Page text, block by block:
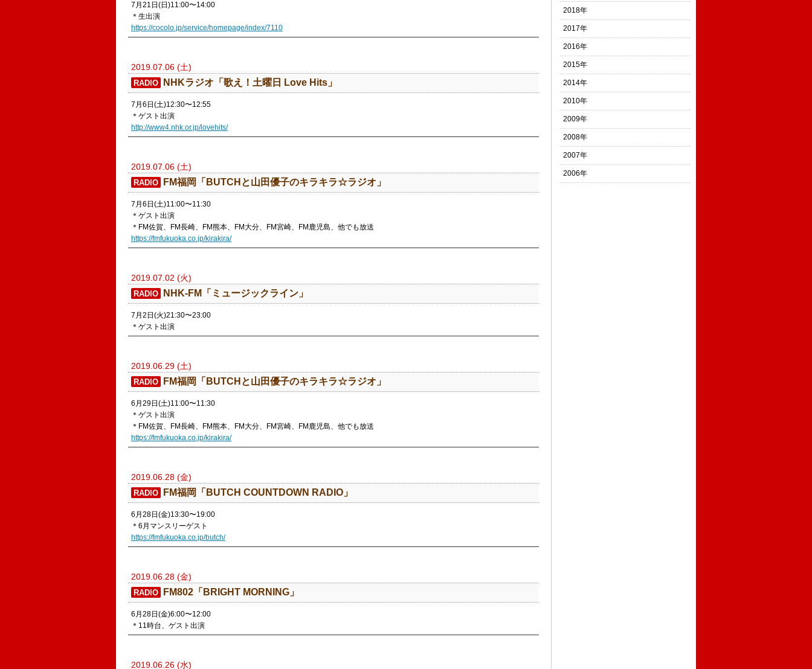
7月21日(日)11:00〜14:00
＊生出演
https://cocolo.jp/service/homepage/index/7110
2019.07.06 (土)
RADIO ​NHKラジオ「歌え！土曜日 Love Hits」
‪7月6日‬(土)12:30〜12:55
＊ゲスト出演
http://www4.nhk.or.jp/lovehits/
2019.07.06 (土)
RADIO ​FM福岡「BUTCHと山田優子のキラキラ☆ラジオ」
7月6日(土)11:00〜11:30
＊ゲスト出演
＊FM佐賀、FM長崎、FM熊本、FM大分、FM宮崎、FM鹿児島、他でも放送
https://fmfukuoka.co.jp/kirakira/
2019.07.02 (火)
RADIO ​NHK-FM「ミュージックライン」
7月2日(火)21:30〜23:00
＊ゲスト出演
2019.06.29 (土)
RADIO ​FM福岡「BUTCHと山田優子のキラキラ☆ラジオ」
6月29日(土)11:00〜11:30
＊ゲスト出演
＊FM佐賀、FM長崎、FM熊本、FM大分、FM宮崎、FM鹿児島、他でも放送
https://fmfukuoka.co.jp/kirakira/
2019.06.28 (金)
RADIO ​FM福岡「BUTCH COUNTDOWN RADIO」
6月28日(金)13:30〜19:00
＊6月マンスリーゲスト
https://fmfukuoka.co.jp/butch/
2019.06.28 (金)
RADIO FM802「BRIGHT MORNING」
6月28日(金)6:00〜12:00
＊11時台、ゲスト出演
2019.06.26 (水)
2018年
2017年
2016年
2015年
2014年
2010年
2009年
2008年
2007年
2006年